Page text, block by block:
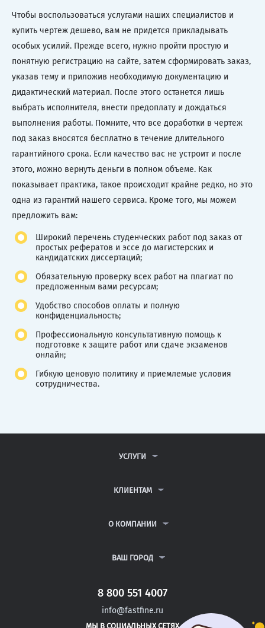
Чтобы воспользоваться услугами наших специалистов и
купить чертеж дешево, вам не придется прикладывать
особых усилий. Прежде всего, нужно пройти простую и
понятную регистрацию на сайте, затем сформировать заказ,
указав тему и приложив необходимую документацию и
дидактический материал. После этого останется лишь
выбрать исполнителя, внести предоплату и дождаться
выполнения работы. Помните, что все доработки в чертеж
под заказ вносятся бесплатно в течение длительного
гарантийного срока. Если качество вас не устроит и после
этого, можно вернуть деньги в полном объеме. Как
показывает практика, такое происходит крайне редко, но это
одна из гарантий нашего сервиса. Кроме того, мы можем
предложить вам:
Широкий перечень студенческих работ под заказ от
простых рефератов и эссе до магистерских и
кандидатских диссертаций;
Обязательную проверку всех работ на плагиат по
предложенным вами ресурсам;
Удобство способов оплаты и полную
конфиденциальность;
Профессиональную консультативную помощь к
подготовке к защите работ или сдаче экзаменов
онлайн;
Гибкую ценовую политику и приемлемые условия
сотрудничества.
УСЛУГИ
ДИПЛОМНЫЕ РАБОТЫ
РЕФЕРАТЫ
КЛИЕНТАМ
ВОПРОСЫ И ОТВЕТЫ
ПОЛИТИКА КОНФИДЕНЦИАЛЬНОСТИ
О КОМПАНИИ
КОНТАКТЫ
ВАШ ГОРОД
САНКТ-ПЕТЕРБУРГ
ЧЕРКИЗОВО
ГРОЗНЫЙ
8 800 551 4007
info@fastfine.ru
МЫ В СОЦИАЛЬНЫХ СЕТЯХ